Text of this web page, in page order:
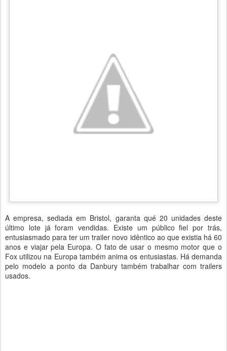
A empresa, sediada em Bristol, garanta qué 20 unidades deste
último lote já foram vendidas. Existe um público fiel por trás,
entusiasmado para ter um trailer novo idêntico ao que existia há 60
anos e viajar pela Europa. O fato de usar o mesmo motor que o
Fox utilizou na Europa também anima os entusiastas. Há demanda
pelo modelo a ponto da Danbury também trabalhar com trailers
usados.